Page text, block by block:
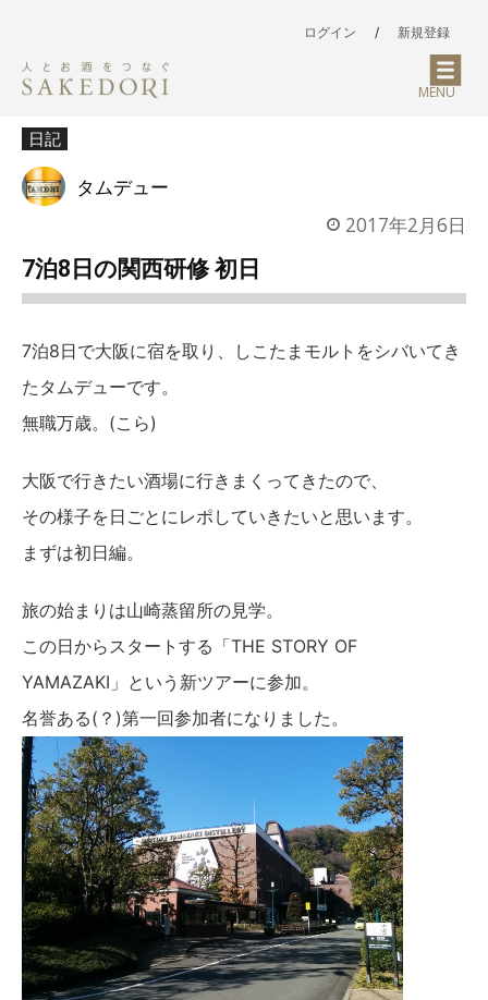
ログイン / 新規登録
MENU
日記
タムデュー
2017年2月6日
7泊8日の関西研修 初日
7泊8日で大阪に宿を取り、しこたまモルトをシバいてき
たタムデューです。
無職万歳。(こら)
大阪で行きたい酒場に行きまくってきたので、
その様子を日ごとにレポしていきたいと思います。
まずは初日編。
旅の始まりは山崎蒸留所の見学。
この日からスタートする「THE STORY OF
YAMAZAKI」という新ツアーに参加。
名誉ある(？)第一回参加者になりました。